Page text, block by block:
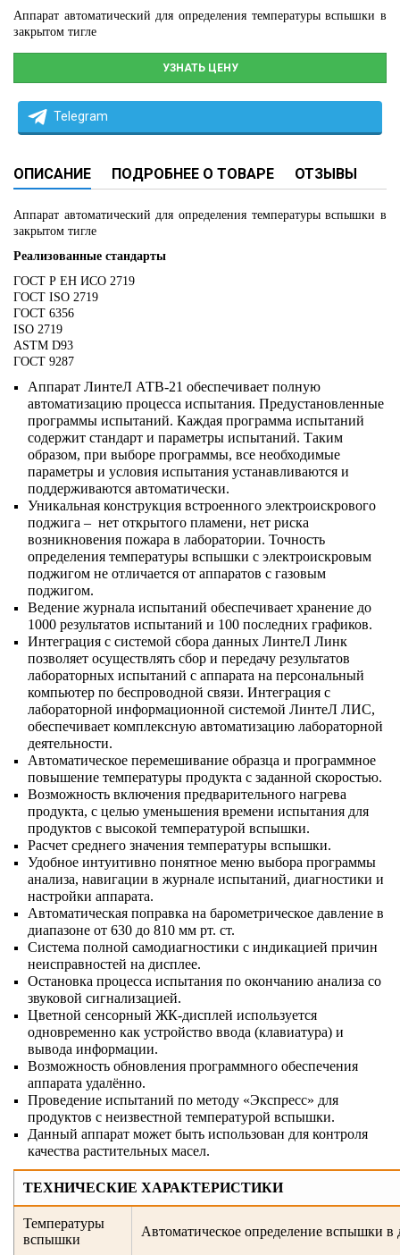
Аппарат автоматический для определения температуры вспышки в
закрытом тигле
УЗНАТЬ ЦЕНУ
Telegram
ОПИСАНИЕ ПОДРОБНЕЕ О ТОВАРЕ ОТЗЫВЫ
Аппарат автоматический для определения температуры вспышки в
закрытом тигле
Реализованные стандарты
ГОСТ Р ЕН ИСО 2719
ГОСТ ISO 2719
ГОСТ 6356
ISO 2719
ASTM D93
ГОСТ 9287
Аппарат ЛинтеЛ АТВ-21 обеспечивает полную
автоматизацию процесса испытания. Предустановленные
программы испытаний. Каждая программа испытаний
содержит стандарт и параметры испытаний. Таким
образом, при выборе программы, все необходимые
параметры и условия испытания устанавливаются и
поддерживаются автоматически.
Уникальная конструкция встроенного электроискрового
поджига – нет открытого пламени, нет риска
возникновения пожара в лаборатории. Точность
определения температуры вспышки с электроискровым
поджигом не отличается от аппаратов с газовым
поджигом.
Ведение журнала испытаний обеспечивает хранение до
1000 результатов испытаний и 100 последних графиков.
Интеграция с системой сбора данных ЛинтеЛ Линк
позволяет осуществлять сбор и передачу результатов
лабораторных испытаний с аппарата на персональный
компьютер по беспроводной связи. Интеграция с
лабораторной информационной системой ЛинтеЛ ЛИС,
обеспечивает комплексную автоматизацию лабораторной
деятельности.
Автоматическое перемешивание образца и программное
повышение температуры продукта с заданной скоростью.
Возможность включения предварительного нагрева
продукта, с целью уменьшения времени испытания для
продуктов с высокой температурой вспышки.
Расчет среднего значения температуры вспышки.
Удобное интуитивно понятное меню выбора программы
анализа, навигации в журнале испытаний, диагностики и
настройки аппарата.
Автоматическая поправка на барометрическое давление в
диапазоне от 630 до 810 мм рт. ст.
Система полной самодиагностики с индикацией причин
неисправностей на дисплее.
Остановка процесса испытания по окончанию анализа со
звуковой сигнализацией.
Цветной сенсорный ЖК-дисплей используется
одновременно как устройство ввода (клавиатура) и
вывода информации.
Возможность обновления программного обеспечения
аппарата удалённо.
Проведение испытаний по методу «Экспресс» для
продуктов с неизвестной температурой вспышки.
Данный аппарат может быть использован для контроля
качества растительных масел.
ТЕХНИЧЕСКИЕ ХАРАКТЕРИСТИКИ
Температуры
вспышки
Автоматическое определение вспышки в